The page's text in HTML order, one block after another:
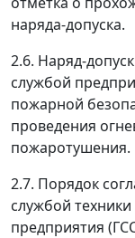
наряда-допуска.
2.6. Наряд-
службой
пожарной
проведения
пожаротушения.
2.7. Порядок
службой
предприятия